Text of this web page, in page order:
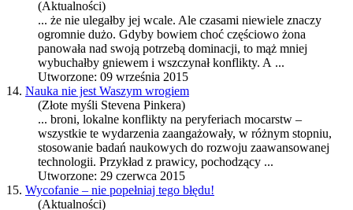
(Aktualności)
... że nie ulegałby jej wcale. Ale czasami niewiele znaczy
ogromnie dużo. Gdyby bowiem choć częściowo żona
panowała nad swoją potrzebą dominacji, to mąż mniej
wybuchałby gniewem i wszczynałkonflikty. A ...
Utworzone: 09 września 2015
14. Nauka nie jest Waszym wrogiem
(Złote myśli Stevena Pinkera)
... broni, lokalne konflikty na peryferiach mocarstw –
wszystkie te wydarzenia zaangażowały, w różnym stopniu,
stosowanie badań naukowych do rozwoju zaawansowanej
technologii. Przykład z prawicy, pochodzący ...
Utworzone: 29 czerwca 2015
15. Wycofanie – nie popełniaj tego błędu!
(Aktualności)